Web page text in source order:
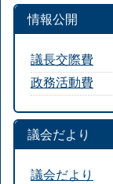
情報公開
議長交際費
政務活動費
議会だより
議会だより